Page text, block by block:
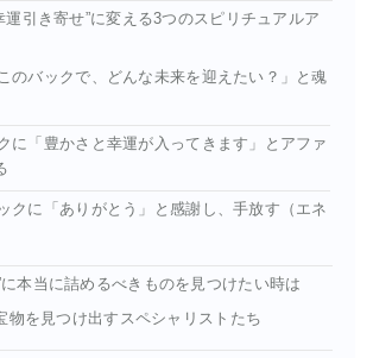
運引き寄せ”に変える3つのスピリチュアルア
のバックで、どんな未来を迎えたい？」と魂
に「豊かさと幸運が入ってきます」とアファ
クに「ありがとう」と感謝し、手放す（エネ
に本当に詰めるべきものを見つけたい時は
物を見つけ出すスペシャリストたち